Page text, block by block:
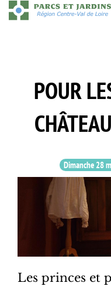
Aller
au
POUR
Dimanche 28
Les princes et